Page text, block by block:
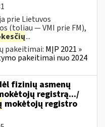
prie Lietuvos
(toliau ― VMI prie FM),
...
pakeitimai: MĮP 2021 »
pakeitimai nuo 2024
fizinių asmenų
registrą.../
mokėtojų registro